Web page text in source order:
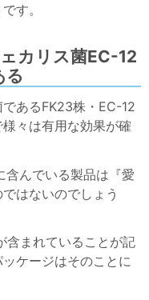
す。
カリス菌EC-12
る
あるFK23株・EC-12
々は有用な効果が確
んでいる製品は『愛
はないのでしょう
含まれていることが記
ケージはそのことに